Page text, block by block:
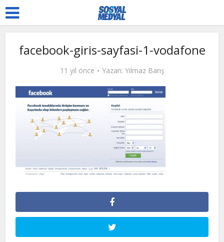
facebook-giris-sayfasi-1-vodafone
11 yıl önce Yazan: Yılmaz Barış